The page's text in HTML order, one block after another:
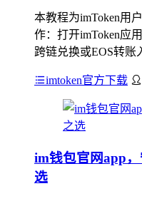
本教程为imToken用
作：打开imToken应
跨链兑换或EOS转账
imtoken官方下载
im钱包官网app
选